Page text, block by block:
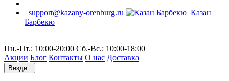
support@kazany-orenburg.ru
Казан
Барбекю
Пн.-Пт.: 10:00-20:00 Сб.-Вс.: 10:00-18:00
Акции Блог Контакты О нас Доставка
Везде